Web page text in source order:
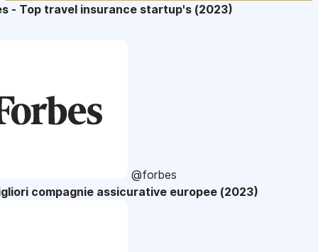
- Top travel insurance startup's (2023)
@forbes
compagnie assicurative europee (2023)